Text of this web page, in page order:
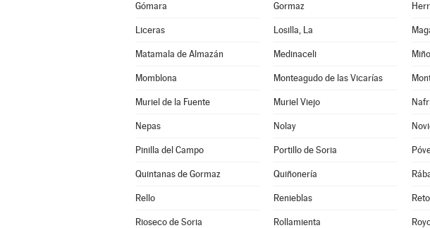
Gómara Gormaz
Liceras Losilla, La
Matamala de Almazán Medinaceli
Momblona Monteagudo de las Vicarías
Muriel de la Fuente Muriel Viejo
Nepas Nolay
Pinilla del Campo Portillo de Soria
Quintanas de Gormaz Quiñonería
Rello Renieblas
Rioseco de Soria Rollamienta